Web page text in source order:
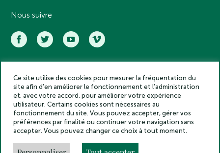
Nous suivre
Académie des inscriptions et belles lettres – Tous droits réservés
2025
Politique de confidentialité
Mentions légales
Crédits
Gestion des cookies
Made by
Ce site utilise des cookies pour mesurer la fréquentation du
site afin d’en améliorer le fonctionnement et l’administration
et, avec votre accord, pour améliorer votre expérience
utilisateur. Certains cookies sont nécessaires au
fonctionnement du site. Vous pouvez accepter, gérer vos
préférences par finalité ou continuer votre navigation sans
accepter. Vous pouvez changer ce choix à tout moment.